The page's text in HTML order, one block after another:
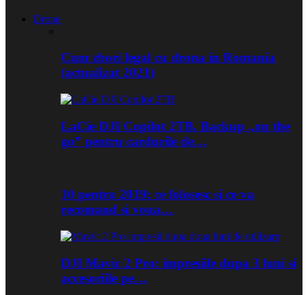
Drone
Cum zbori legal cu drona in Romania
(actualizat 2021)
LaCie DJI Copilot 2TB. Backup „on the
go” pentru cardurile de…
10 pentru 2019: ce folosesc si ce va
recomand si voua…
DJI Mavic 2 Pro: impresiile dupa 3 luni si
accesoriile pe…